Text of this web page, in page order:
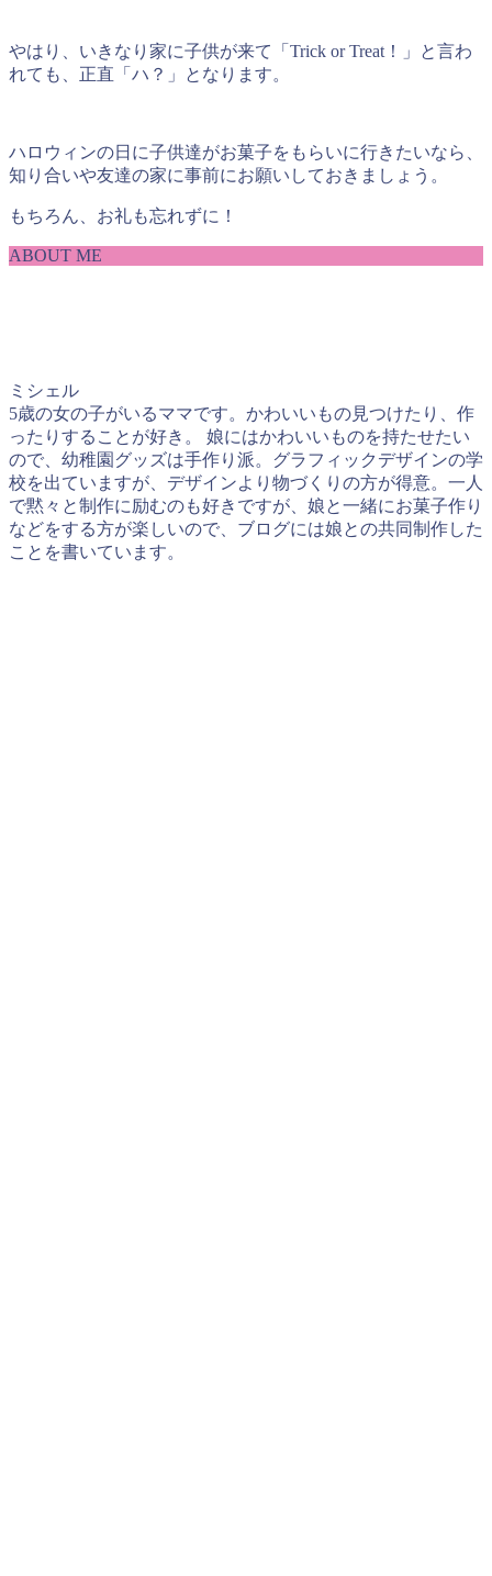
やはり、いきなり家に子供が来て「Trick or Treat！」と言わ
れても、正直「ハ？」となります。
ハロウィンの日に子供達がお菓子をもらいに行きたいなら、
知り合いや友達の家に事前にお願いしておきましょう。
もちろん、お礼も忘れずに！
ABOUT ME
ミシェル
5歳の女の子がいるママです。かわいいもの見つけたり、作
ったりすることが好き。 娘にはかわいいものを持たせたい
ので、幼稚園グッズは手作り派。グラフィックデザインの学
校を出ていますが、デザインより物づくりの方が得意。一人
で黙々と制作に励むのも好きですが、娘と一緒にお菓子作り
などをする方が楽しいので、ブログには娘との共同制作した
ことを書いています。